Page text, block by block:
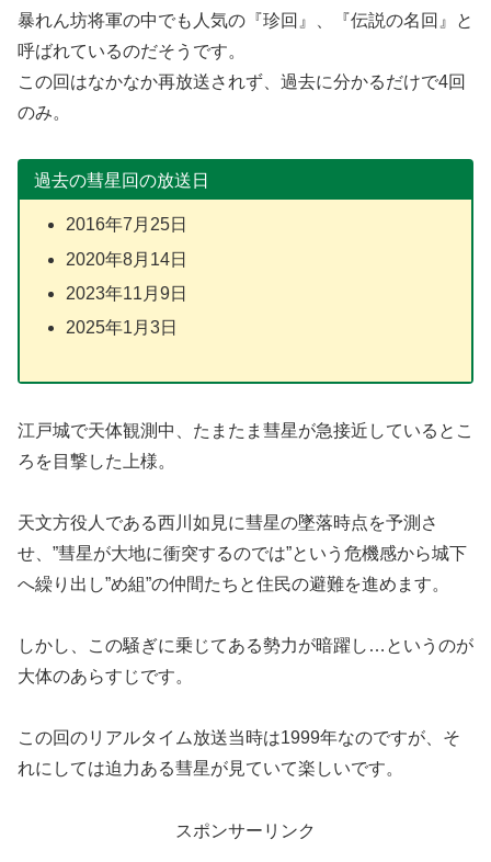
暴れん坊将軍の中でも人気の『珍回』、『伝説の名回』と
呼ばれているのだそうです。
この回はなかなか再放送されず、過去に分かるだけで4回
のみ。
過去の彗星回の放送日
2016年7月25日
2020年8月14日
2023年11月9日
2025年1月3日
江戸城で天体観測中、たまたま彗星が急接近しているとこ
ろを目撃した上様。
天文方役人である西川如見に彗星の墜落時点を予測さ
せ、”彗星が大地に衝突するのでは”という危機感から城下
へ繰り出し”め組”の仲間たちと住民の避難を進めます。
しかし、この騒ぎに乗じてある勢力が暗躍し…というのが
大体のあらすじです。
この回のリアルタイム放送当時は1999年なのですが、そ
れにしては迫力ある彗星が見ていて楽しいです。
スポンサーリンク